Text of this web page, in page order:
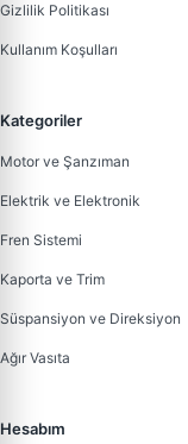
Gizlilik Politikası
Kullanım Koşulları
Kategoriler
Motor ve Şanzıman
Elektrik ve Elektronik
Fren Sistemi
Kaporta ve Trim
Süspansiyon ve Direksiyon
Ağır Vasıta
Hesabım